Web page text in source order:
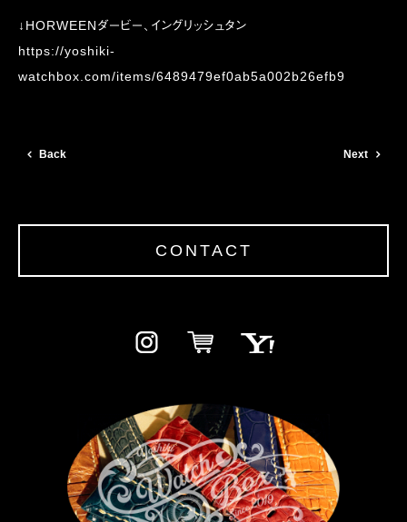
↓HORWEENダービー、イングリッシュタン
https://yoshiki-
watchbox.com/items/6489479ef0ab5a002b26efb9
Back Next
CONTACT